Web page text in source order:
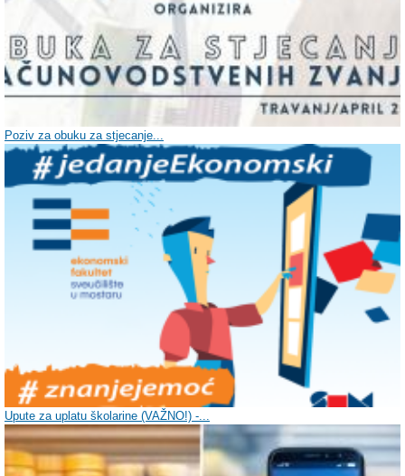
Poziv za obuku za stjecanje...
Upute za uplatu školarine (VAŽNO!) -...